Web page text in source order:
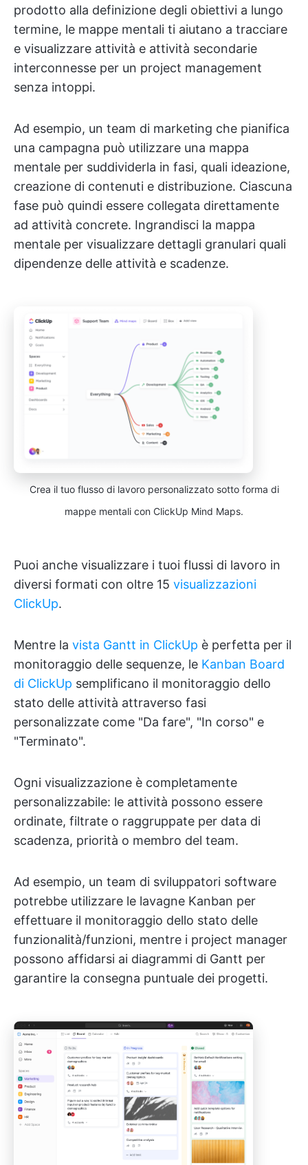
prodotto alla definizione degli obiettivi a lungo
termine, le mappe mentali ti aiutano a tracciare
e visualizzare attività e attività secondarie
interconnesse per un project management
senza intoppi.
Ad esempio, un team di marketing che pianifica
una campagna può utilizzare una mappa
mentale per suddividerla in fasi, quali ideazione,
creazione di contenuti e distribuzione. Ciascuna
fase può quindi essere collegata direttamente
ad attività concrete. Ingrandisci la mappa
mentale per visualizzare dettagli granulari quali
dipendenze delle attività e scadenze.
Crea il tuo flusso di lavoro personalizzato sotto forma di
mappe mentali con ClickUp Mind Maps.
Puoi anche visualizzare i tuoi flussi di lavoro in
diversi formati con oltre 15 visualizzazioni
ClickUp.
Mentre la vista Gantt in ClickUp è perfetta per il
monitoraggio delle sequenze, le Kanban Board
di ClickUp semplificano il monitoraggio dello
stato delle attività attraverso fasi
personalizzate come "Da fare", "In corso" e
"Terminato".
Ogni visualizzazione è completamente
personalizzabile: le attività possono essere
ordinate, filtrate o raggruppate per data di
scadenza, priorità o membro del team.
Ad esempio, un team di sviluppatori software
potrebbe utilizzare le lavagne Kanban per
effettuare il monitoraggio dello stato delle
funzionalità/funzioni, mentre i project manager
possono affidarsi ai diagrammi di Gantt per
garantire la consegna puntuale dei progetti.